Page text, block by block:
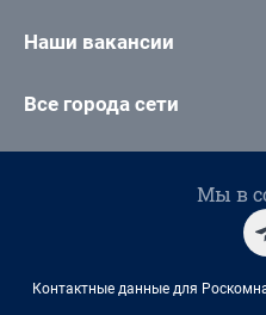
Наши вакансии
Все города сети
Мы в
Контактные данные для